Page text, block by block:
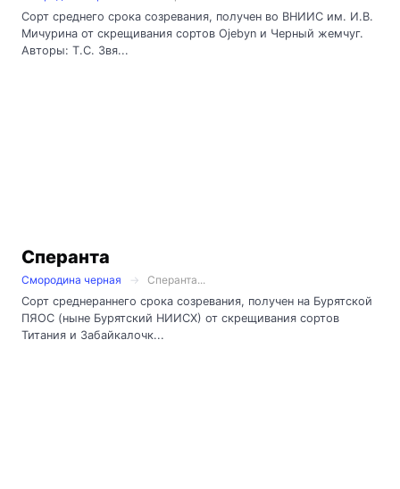
Сорт среднего срока созревания, получен во ВНИИС им. И.В.
Мичурина от скрещивания сортов Ojebyn и Черный жемчуг.
Авторы: Т.С. Звя...
Сперанта
Смородина черная
Сперанта...
Сорт среднераннего срока созревания, получен на Бурятской
ПЯОС (ныне Бурятский НИИСХ) от скрещивания сортов
Титания и Забайкалочк...